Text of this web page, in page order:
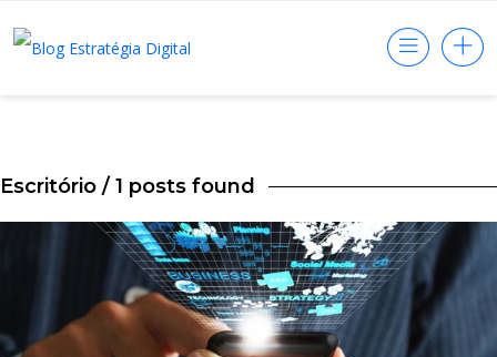
Escritório / 1 posts found